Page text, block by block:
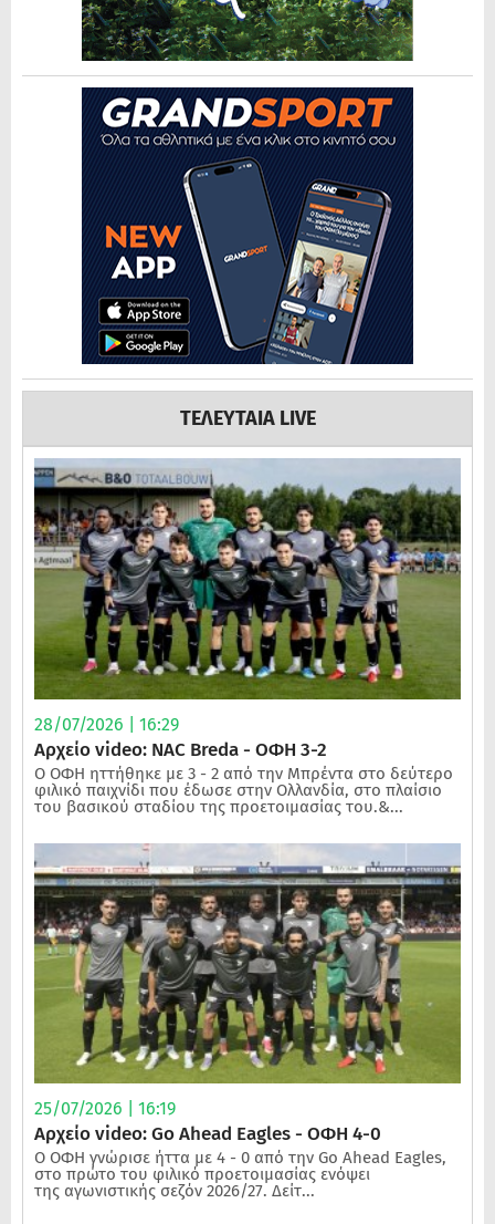
ΤΕΛΕΥΤΑΙΑ LIVE
28/07/2026 | 16:29
Αρχείο video: NAC Breda - ΟΦΗ 3-2
Ο ΟΦΗ ηττήθηκε με 3 - 2 από την Μπρέντα στο δεύτερο
φιλικό παιχνίδι που έδωσε στην Ολλανδία, στο πλαίσιο
του βασικού σταδίου της προετοιμασίας του.&...
25/07/2026 | 16:19
Αρχείο video: Go Ahead Eagles - ΟΦΗ 4-0
Ο ΟΦΗ γνώρισε ήττα με 4 - 0 από την Go Ahead Eagles,
στο πρώτο του φιλικό προετοιμασίας ενόψει
της αγωνιστικής σεζόν 2026/27. Δείτ...